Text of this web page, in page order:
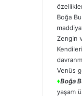
Boğa
Zengin
Venüs
♦Boğa
yaşam